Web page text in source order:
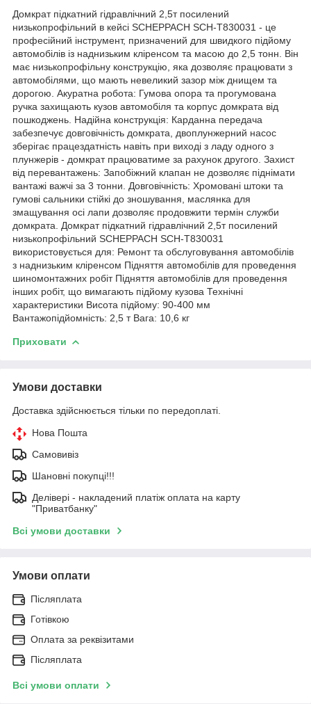
Домкрат підкатний гідравлічний 2,5т посилений
низькопрофільний в кейсі SCHEPPACH SCH-T830031 - це
професійний інструмент, призначений для швидкого підйому
автомобілів із наднизьким кліренсом та масою до 2,5 тонн. Він
має низькопрофільну конструкцію, яка дозволяє працювати з
автомобілями, що мають невеликий зазор між днищем та
дорогою. Акуратна робота: Гумова опора та прогумована
ручка захищають кузов автомобіля та корпус домкрата від
пошкоджень. Надійна конструкція: Карданна передача
забезпечує довговічність домкрата, двоплунжерний насос
зберігає працездатність навіть при виході з ладу одного з
плунжерів - домкрат працюватиме за рахунок другого. Захист
від перевантажень: Запобіжний клапан не дозволяє піднімати
вантажі важчі за 3 тонни. Довговічність: Хромовані штоки та
гумові сальники стійкі до зношування, маслянка для
змащування осі лапи дозволяє продовжити термін служби
домкрата. Домкрат підкатний гідравлічний 2,5т посилений
низькопрофільний SCHEPPACH SCH-T830031
використовується для: Ремонт та обслуговування автомобілів
з наднизьким кліренсом Підняття автомобілів для проведення
шиномонтажних робіт Підняття автомобілів для проведення
інших робіт, що вимагають підйому кузова Технічні
характеристики Висота підйому: 90-400 мм
Вантажопідйомність: 2,5 т Вага: 10,6 кг
Приховати
Умови доставки
Доставка здійснюється тільки по передоплаті.
Нова Пошта
Самовивіз
Шановні покупці!!!
Делівері - накладений платіж оплата на карту
"Приватбанку"
Всі умови доставки
Умови оплати
Післяплата
Готівкою
Оплата за реквізитами
Післяплата
Всі умови оплати